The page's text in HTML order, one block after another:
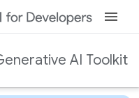
AI Toolkit